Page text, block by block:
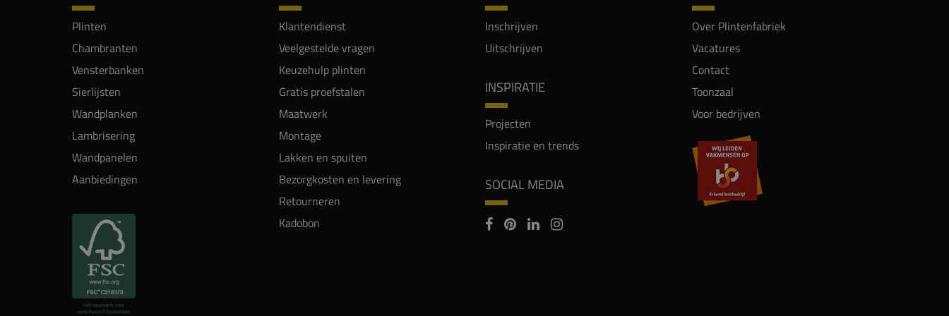
Plinten
Chambranten
Vensterbanken
Sierlijsten
Wandplanken
Lambrisering
Wandpanelen
Aanbiedingen
Klantendienst
Veelgestelde vragen
Keuzehulp plinten
Gratis proefstalen
Maatwerk
Montage
Lakken en spuiten
Bezorgkosten en levering
Retourneren
Kadobon
Inschrijven
Uitschrijven
INSPIRATIE
Projecten
Inspiratie en trends
SOCIAL MEDIA
Over Plintenfabriek
Vacatures
Contact
Toonzaal
Voor bedrijven